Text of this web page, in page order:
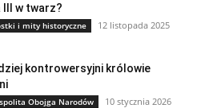
w twarz?
i mity historyczne 12 listopada 2025
kontrowersyjni królowie
Obojga Narodów 10 stycznia 2026